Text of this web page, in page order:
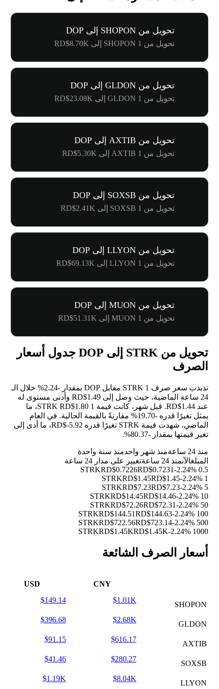
تحويل من SHOPON إلى DOP
تحويل من 1 SHOPON إلى RD$8.70K
تحويل من GLDON إلى DOP
تحويل من 1 GLDON إلى RD$23.08K
تحويل من AXTIB إلى DOP
تحويل من 1 AXTIB إلى RD$5.30K
تحويل من SOXSB إلى DOP
تحويل من 1 SOXSB إلى RD$2.41K
تحويل من LLYON إلى DOP
تحويل من 1 LLYON إلى RD$69.13K
تحويل من MUON إلى DOP
تحويل من 1 MUON إلى RD$51.31K
تحويل من STRK إلى DOP جدول أسعار
الصرف
تذبذب سعر صرف 1 STRK مقابل DOP بمقدار -2.24%
خلال الـ
24 ساعة الماضية، حيث وصل إلى RD$1.49 وأدنى مستوى له
عند RD$1.44. قبل شهر، كانت قيمة 1 STRK RD$1.80، ما
يمثل تغيرًا قدره -19.70%
مقارنةً بالقيمة الحالية. في العام
الماضي، شهدت قيمة STRK تغيرًا قدره RD$-5.92، ما أدى إلى
تغير قيمتها بمقدار -80.37%
.
منذ 24 ساعة منذ شهر واحدمنذ سنة واحدة
المبلغالآنمنذ 24 ساعة
تغيير على مدار 24 ساعة
0.5 STRK
RD$0.7226RD$0.7231-2.24%
1 STRK
RD$1.45RD$1.45-2.24%
5 STRK
RD$7.23RD$7.23-2.24%
10 STRK
RD$14.45RD$14.46-2.24%
50 STRK
RD$72.26RD$72.31-2.24%
100 STRK
RD$144.51RD$144.63-2.24%
500 STRK
RD$722.56RD$723.14-2.24%
1000 STRK
RD$1.45KRD$1.45K-2.24%
أسعار الصرف الشائعة
CNY
USD
SHOPON
$1.01K
$149.14
GLDON
$2.68K
$396.68
AXTIB
$616.17
$91.15
SOXSB
$280.27
$41.46
LLYON
$8.04K
$1.19K